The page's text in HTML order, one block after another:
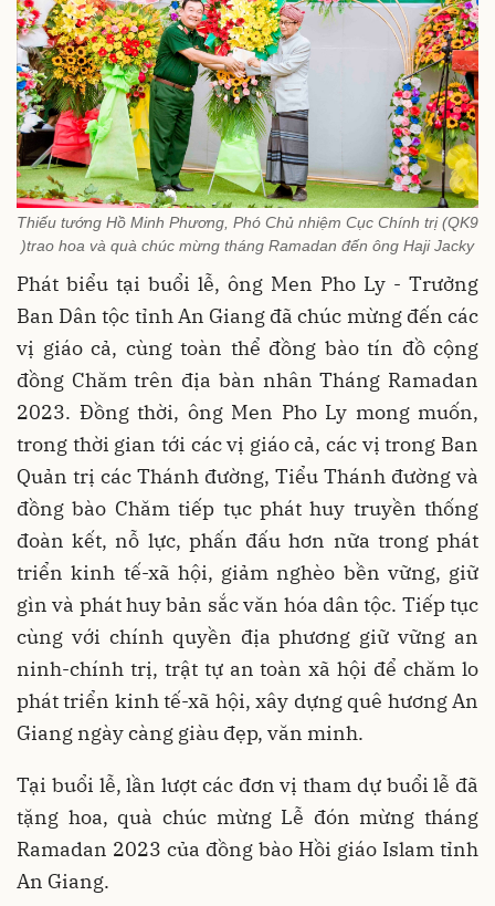
Thiếu tướng Hồ Minh Phương, Phó Chủ nhiệm Cục Chính trị (QK9
)trao hoa và quà chúc mừng tháng Ramadan đến ông Haji Jacky
Phát biểu tại buổi lễ, ông Men Pho Ly - Trưởng
Ban Dân tộc tỉnh An Giang đã chúc mừng đến các
vị giáo cả, cùng toàn thể đồng bào tín đồ cộng
đồng Chăm trên địa bàn nhân Tháng Ramadan
2023. Đồng thời, ông Men Pho Ly mong muốn,
trong thời gian tới các vị giáo cả, các vị trong Ban
Quản trị các Thánh đường, Tiểu Thánh đường và
đồng bào Chăm tiếp tục phát huy truyền thống
đoàn kết, nỗ lực, phấn đấu hơn nữa trong phát
triển kinh tế-xã hội, giảm nghèo bền vững, giữ
gìn và phát huy bản sắc văn hóa dân tộc. Tiếp tục
cùng với chính quyền địa phương giữ vững an
ninh-chính trị, trật tự an toàn xã hội để chăm lo
phát triển kinh tế-xã hội, xây dựng quê hương An
Giang ngày càng giàu đẹp, văn minh.
Tại buổi lễ, lần lượt các đơn vị tham dự buổi lễ đã
tặng hoa, quà chúc mừng Lễ đón mừng tháng
Ramadan 2023 của đồng bào Hồi giáo Islam tỉnh
An Giang.